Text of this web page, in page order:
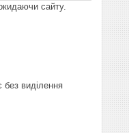
сайту.
без виділення